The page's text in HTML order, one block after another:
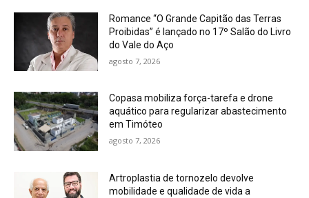
Romance “O Grande Capitão das Terras
Proibidas” é lançado no 17º Salão do Livro
do Vale do Aço
agosto 7, 2026
Copasa mobiliza força-tarefa e drone
aquático para regularizar abastecimento
em Timóteo
agosto 7, 2026
Artroplastia de tornozelo devolve
mobilidade e qualidade de vida a